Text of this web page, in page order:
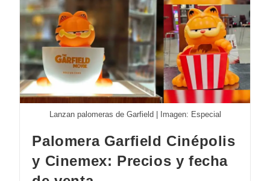
Estreno
Y
Precios
Lanzan palomeras de Garfield | Imagen: Especial
Palomera Garfield Cinépolis
y Cinemex: Precios y fecha